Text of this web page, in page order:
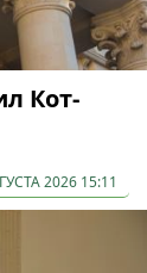
Кот-
2026 15:11